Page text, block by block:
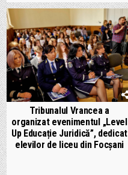
Tribunalul Vrancea a
organizat evenimentul „Level
Up Educație Juridică”, dedicat
elevilor de liceu din Focșani